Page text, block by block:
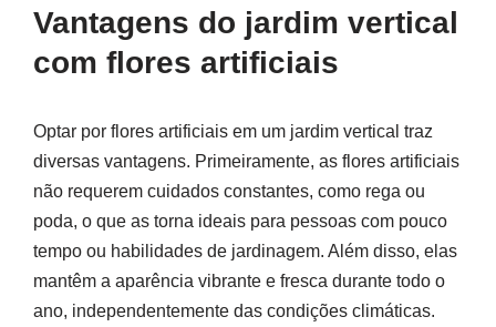
Vantagens do jardim vertical
com flores artificiais
Optar por flores artificiais em um jardim vertical traz
diversas vantagens. Primeiramente, as flores artificiais
não requerem cuidados constantes, como rega ou
poda, o que as torna ideais para pessoas com pouco
tempo ou habilidades de jardinagem. Além disso, elas
mantêm a aparência vibrante e fresca durante todo o
ano, independentemente das condições climáticas.